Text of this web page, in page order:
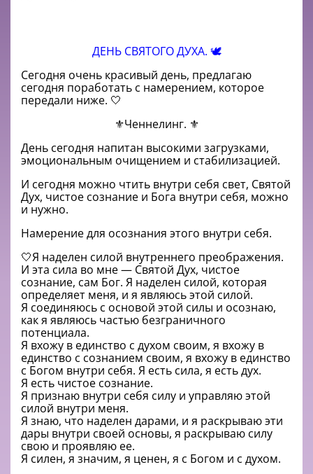
ДЕНЬ СВЯТОГО ДУХА. 🕊️
Сегодня очень красивый день, предлагаю
сегодня поработать с намерением, которое
передали ниже. 🤍
⚜️Ченнелинг. ⚜️
День сегодня напитан высокими загрузками,
эмоциональным очищением и стабилизацией.
И сегодня можно чтить внутри себя свет, Святой
Дух, чистое сознание и Бога внутри себя, можно
и нужно.
Намерение для осознания этого внутри себя.
🤍Я наделен силой внутреннего преображения.
И эта сила во мне — Святой Дух, чистое
сознание, сам Бог. Я наделен силой, которая
определяет меня, и я являюсь этой силой.
Я соединяюсь с основой этой силы и осознаю,
как я являюсь частью безграничного
потенциала.
Я вхожу в единство с духом своим, я вхожу в
единство с сознанием своим, я вхожу в единство
с Богом внутри себя. Я есть сила, я есть дух.
Я есть чистое сознание.
Я признаю внутри себя силу и управляю этой
силой внутри меня.
Я знаю, что наделен дарами, и я раскрываю эти
дары внутри своей основы, я раскрываю силу
свою и проявляю ее.
Я силен, я значим, я ценен, я с Богом и с духом.